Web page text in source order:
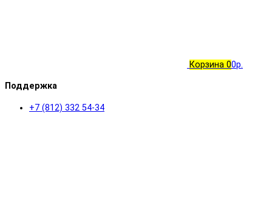
Корзина 00р.
Поддержка
+7 (812) 332 54-34